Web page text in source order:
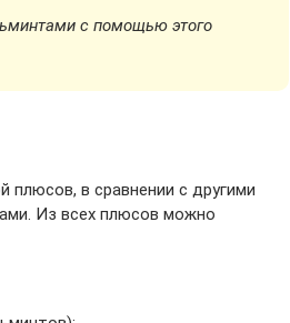
с помощью этого
плюсов, в сравнении с другими
Из всех плюсов можно